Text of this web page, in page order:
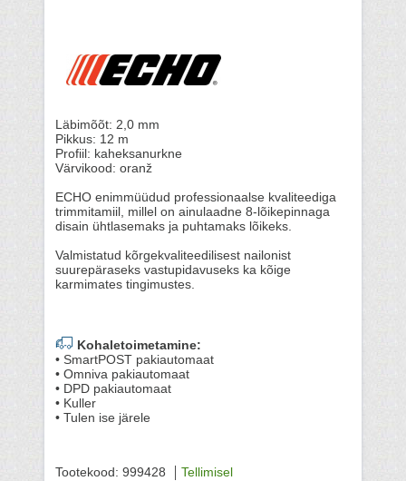
Läbimõõt: 2,0 mm
Pikkus: 12 m
Profiil: kaheksanurkne
Värvikood: oranž
ECHO enimmüüdud professionaalse kvaliteediga
trimmitamiil, millel on ainulaadne 8-lõikepinnaga
disain ühtlasemaks ja puhtamaks lõikeks.
Valmistatud kõrgekvaliteedilisest nailonist
suurepäraseks vastupidavuseks ka kõige
karmimates tingimustes.
Kohaletoimetamine:
• SmartPOST pakiautomaat
• Omniva pakiautomaat
• DPD pakiautomaat
• Kuller
• Tulen ise järele
Tootekood: 999428 Tellimisel